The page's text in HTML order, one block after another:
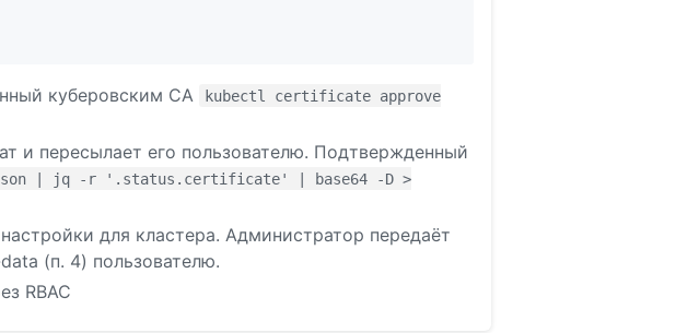
куберовским CA
kubectl certificate approve
и пересылает его пользователю. Подтвержденный
| jq -r '.status.certificate' | base64 -D >
для кластера. Администратор передаёт
(п. 4) пользователю.
RBAC